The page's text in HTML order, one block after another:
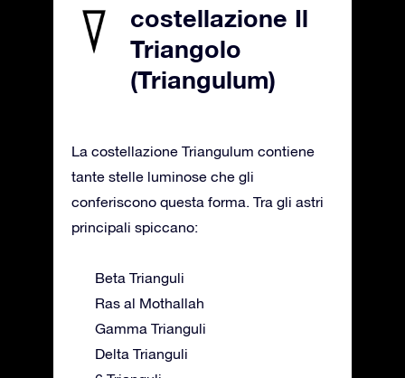
costellazione Il
Triangolo
(Triangulum)
La costellazione Triangulum contiene
tante stelle luminose che gli
conferiscono questa forma. Tra gli astri
principali spiccano:
Beta Trianguli
Ras al Mothallah
Gamma Trianguli
Delta Trianguli